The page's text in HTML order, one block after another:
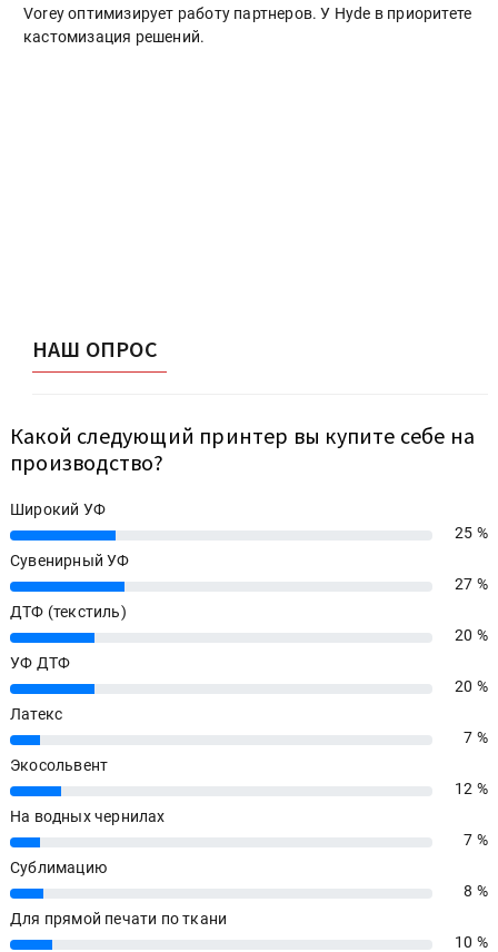
Vorey оптимизирует работу партнеров. У Hyde в приоритете
кастомизация решений.
НАШ ОПРОС
Какой следующий принтер вы купите себе на
производство?
Широкий УФ
25%
25 %
Сувенирный УФ
27%
27 %
ДТФ (текстиль)
20%
20 %
УФ ДТФ
20%
20 %
Латекс
7%
7 %
Экосольвент
12%
12 %
На водных чернилах
7%
7 %
Сублимацию
8%
8 %
Для прямой печати по ткани
10%
10 %